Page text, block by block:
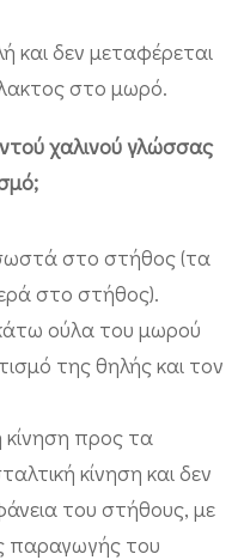
και δεν μεταφέρεται
στο μωρό.
χαλινού γλώσσας
στο στήθος (τα
στο στήθος).
ούλα του μωρού
της θηλής και τον
κίνηση προς τα
κίνηση και δεν
του στήθους, με
παραγωγής του